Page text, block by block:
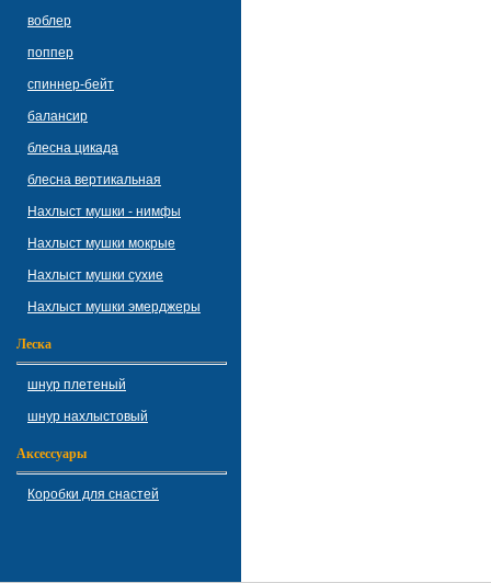
воблер
поппер
спиннер-бейт
балансир
блесна цикада
блесна вертикальная
Нахлыст мушки - нимфы
Нахлыст мушки мокрые
Нахлыст мушки сухие
Нахлыст мушки эмерджеры
Леска
шнур плетеный
шнур нахлыстовый
Аксессуары
Коробки для снастей